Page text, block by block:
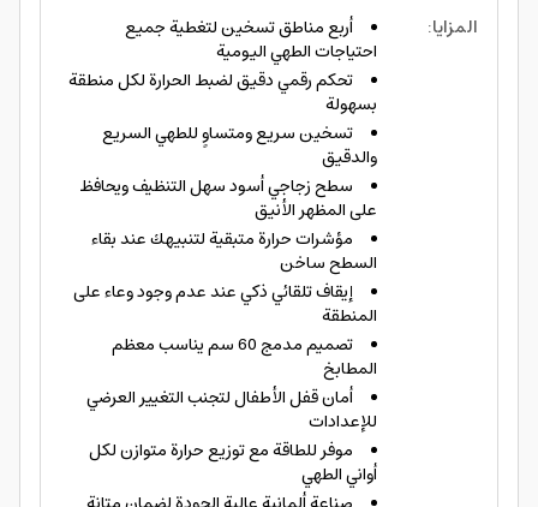
المزايا:
أربع مناطق تسخين لتغطية جميع
احتياجات الطهي اليومية
تحكم رقمي دقيق لضبط الحرارة لكل منطقة
بسهولة
تسخين سريع ومتساوٍ للطهي السريع
والدقيق
سطح زجاجي أسود سهل التنظيف ويحافظ
على المظهر الأنيق
مؤشرات حرارة متبقية لتنبيهك عند بقاء
السطح ساخن
إيقاف تلقائي ذكي عند عدم وجود وعاء على
المنطقة
تصميم مدمج 60 سم يناسب معظم
المطابخ
أمان قفل الأطفال لتجنب التغيير العرضي
للإعدادات
موفر للطاقة مع توزيع حرارة متوازن لكل
أواني الطهي